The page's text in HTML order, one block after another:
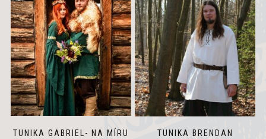
TUNIKA GABRIEL- NA MÍRU TUNIKA BRENDAN